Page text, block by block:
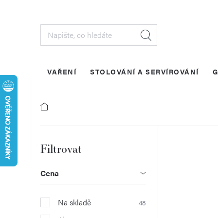
VAŘENÍ STOLOVÁNÍ A SERVÍROVÁNÍ
P
o
s
t
Cena
Na skladě 48